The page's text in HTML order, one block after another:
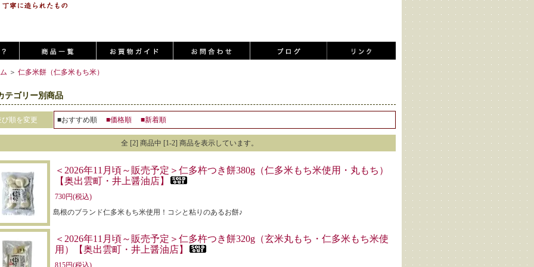
＞ 仁多米餅（仁多米もち米）
テゴリー別商品
び順を変更 ■おすすめ順 ■価格順 ■新着順
全 [2] 商品中 [1-2] 商品を表示しています。
＜2026年11月頃～販売予定＞仁多杵つき餅380g（仁多米もち米使用・丸もち）
【奥出雲町・井上醤油店】
730円(税込)
島根のブランド仁多米もち米使用！コシと粘りのあるお餅♪
＜2026年11月頃～販売予定＞仁多杵つき餅320g（玄米丸もち・仁多米もち米使
用）【奥出雲町・井上醤油店】
815円(税込)